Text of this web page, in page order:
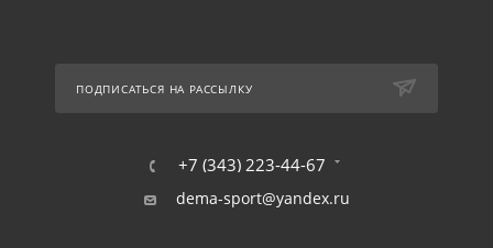
ПОДПИСАТЬСЯ НА РАССЫЛКУ
+7 (343) 223-44-67
dema-sport@yandex.ru